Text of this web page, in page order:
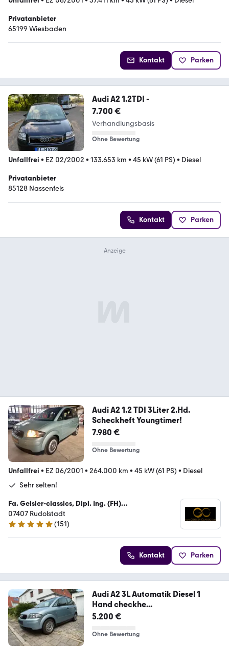
Privatanbieter
65199 Wiesbaden
Kontakt Parken
Audi A2 1.2TDI -
7.700 €
Verhandlungsbasis
Ohne Bewertung
Unfallfrei • EZ 02/2002 • 133.653 km • 45 kW (61 PS) • Diesel
Privatanbieter
85128 Nassenfels
Kontakt Parken
Audi A2 1.2 TDI 3Liter 2.Hd.
Scheckheft Youngtimer!
7.980 €
Ohne Bewertung
Unfallfrei • EZ 06/2001 • 264.000 km • 45 kW (61 PS) • Diesel
Sehr selten!
Fa. Geisler-classics, Dipl. Ing. (FH)
Kraftfahrzeugtechnik Enrico Geisler
07407 Rudolstadt
4.8 Sterne
(151)
Kontakt Parken
Audi A2 3L Automatik Diesel 1
Hand checkhe...
5.200 €
Ohne Bewertung